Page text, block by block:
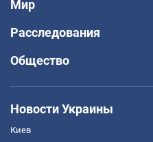
Мир
Расследования
Общество
Новости Украины
Киев